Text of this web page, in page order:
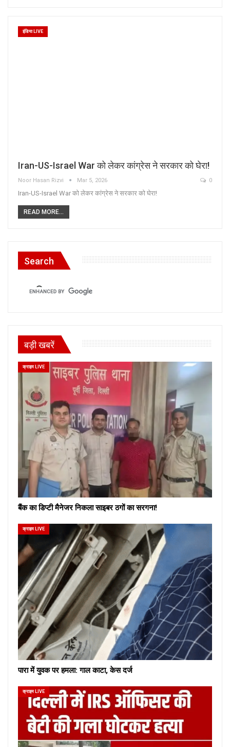
इंडिया LIVE
Iran-US-Israel War को लेकर कांग्रेस ने सरकार को घेरा!
Noor Hasan Rizvi Mar 5, 2026 0
Iran-US-Israel War को लेकर कांग्रेस ने सरकार को घेरा!
READ MORE...
Search
बड़ी खबरें
क्राइम LIVE
बैंक का डिप्टी मैनेजर निकला साइबर ठगों का सरगना!
क्राइम LIVE
पारा में युवक पर हमला: गाल काटा, केस दर्ज
क्राइम LIVE